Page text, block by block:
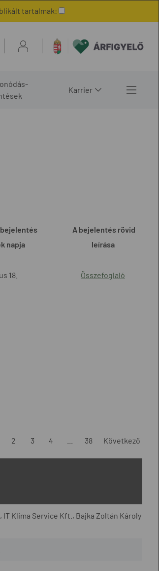
tartalmak:
Karrier
napja
A bejelentés rövid
leírása
18. Összefoglaló
2 3 4 38 Következő
Klima Service Kft., Bajka Zoltán Károly